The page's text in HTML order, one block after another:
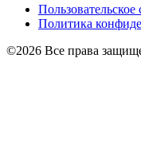
Пользовательское
Политика
©2026 Все права